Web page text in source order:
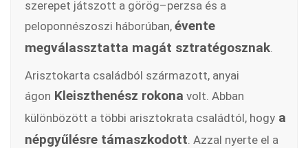
szerepet játszott a görög–perzsa és a
peloponnészoszi háborúban, évente
megválassztatta magát sztratégosznak.
Arisztokarta családból származott, anyai
ágon Kleiszthenész rokona volt. Abban
különbözött a többi arisztokrata családtól, hogy a
népgyűlésre támaszkodott. Azzal nyerte el a